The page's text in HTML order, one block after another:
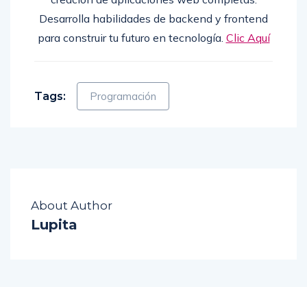
Desarrolla habilidades de backend y frontend
para construir tu futuro en tecnología. Clic Aquí
Tags: Programación
About Author
Lupita